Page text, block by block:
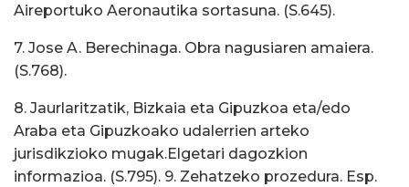
Aireportuko Aeronautika sortasuna. (S.645).
7. Jose A. Berechinaga. Obra nagusiaren amaiera.
(S.768).
8. Jaurlaritzatik, Bizkaia eta Gipuzkoa eta/edo
Araba eta Gipuzkoako udalerrien arteko
jurisdikzioko mugak.Elgetari dagozkion
informazioa. (S.795). 9. Zehatzeko prozedura. Esp.